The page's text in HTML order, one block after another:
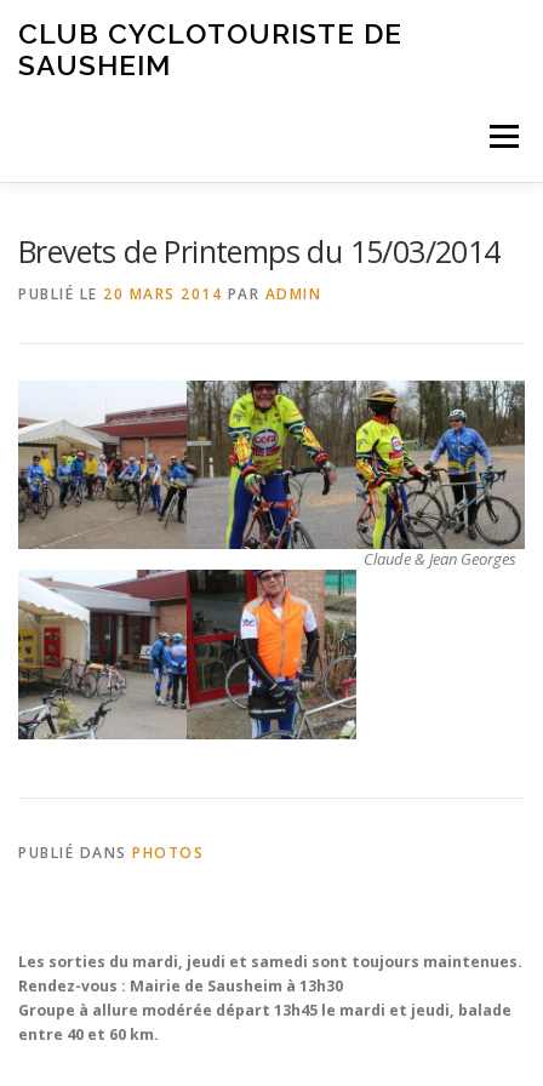
contenu
CLUB CYCLOTOURISTE DE
SAUSHEIM
Menu
Brevets de Printemps du 15/03/2014
PUBLIÉ LE 20 MARS 2014 PAR ADMIN
Claude & Jean Georges
PUBLIÉ DANS PHOTOS
Les sorties du mardi, jeudi et samedi sont toujours maintenues.
Rendez-vous : Mairie de Sausheim à 13h30
Groupe à allure modérée départ 13h45 le mardi et jeudi, balade
entre 40 et 60 km.